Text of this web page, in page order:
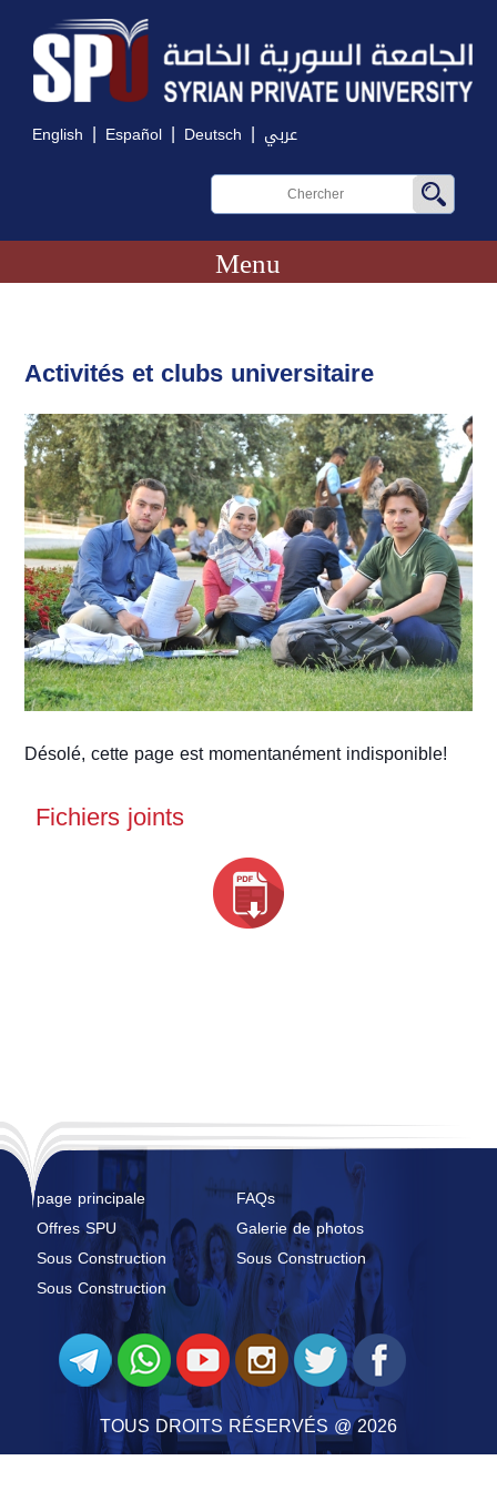
English | Español | Deutsch | عربي
Menu
Activités et clubs universitaire
Désolé, cette page est momentanément indisponible!
Fichiers joints
page principale
FAQs
Offres SPU
Galerie de photos
Sous Construction
Sous Construction
Sous Construction
TOUS DROITS RÉSERVÉS @ 2026